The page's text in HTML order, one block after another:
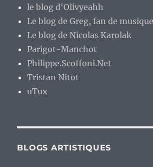
le blog d'Olivyeahh
Le blog de Greg, fan de
Le blog de Nicolas Karolak
Parigot-Manchot
Philippe.Scoffoni.Net
Tristan Nitot
uTux
BLOGS ARTISTIQUES